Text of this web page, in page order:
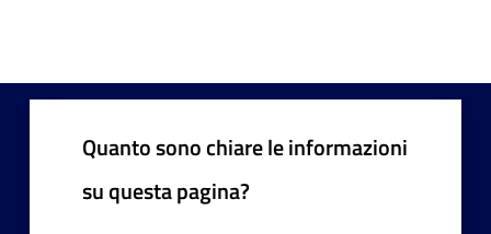
Quanto sono chiare le informazioni
su questa pagina?